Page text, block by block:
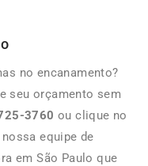
no encanamento?
seu orçamento sem
3760 ou clique no
equipe de
em São Paulo que